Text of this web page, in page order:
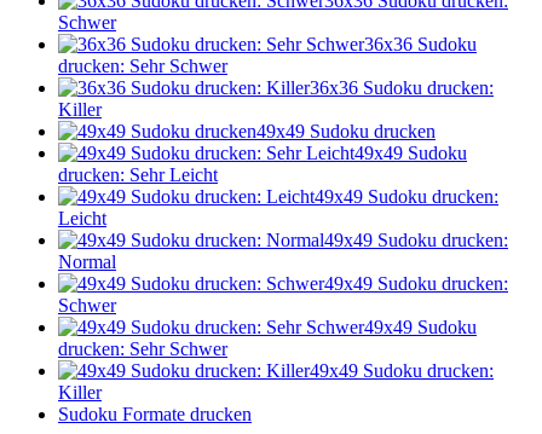
Schwer
36x36 Sudoku
drucken: Sehr Schwer
36x36 Sudoku drucken:
Killer
49x49 Sudoku drucken
49x49 Sudoku
drucken: Sehr Leicht
49x49 Sudoku drucken:
Leicht
49x49 Sudoku drucken:
Normal
49x49 Sudoku drucken:
Schwer
49x49 Sudoku
drucken: Sehr Schwer
49x49 Sudoku drucken:
Killer
Sudoku Formate drucken